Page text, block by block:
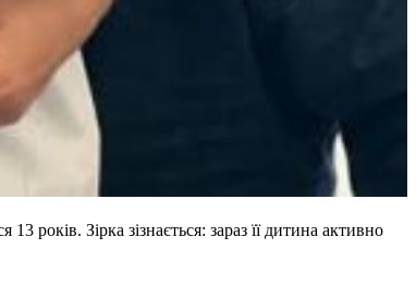
років. Зірка зізнається: зараз її дитина активно